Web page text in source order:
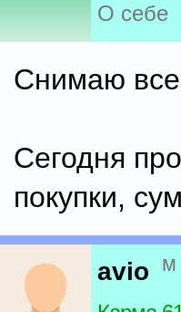
О себе
Снимаю
Сегодня
покупки,
avio м